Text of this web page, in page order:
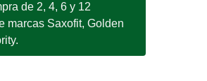
de 2, 4, 6 y 12
marcas Saxofit, Golden